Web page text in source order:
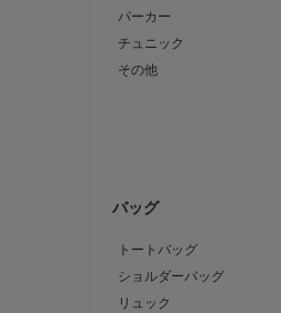
パーカー
チュニック
その他
バッグ
トートバッグ
ショルダーバッグ
リュック